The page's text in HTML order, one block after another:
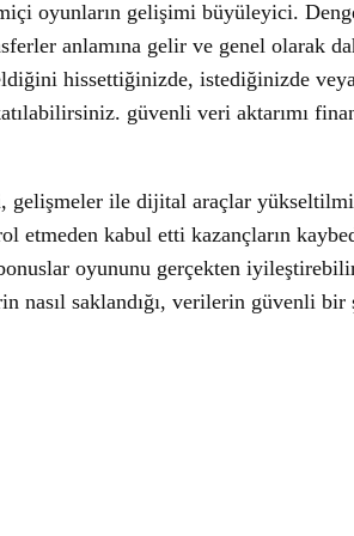
oyunların gelişimi büyüleyici.
anlamına gelir ve genel olarak
hissettiğinizde, istediğinizde
güvenli veri aktarımı
ile dijital araçlar
etmeden kabul etti kazançların
oyununu gerçekten
saklandığı, verilerin güvenli bir